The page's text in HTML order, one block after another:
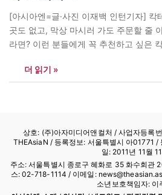
[아시아엔=글·사진 이재백 인턴기자] 칵
곳도 없고, 막상 마시러 가도 주문할 줄
라면? 이런 분들에게 꼭 추천하고 싶은
또 한번은 맛있는 캇테일로 두번 손님들
보아도 뭐가 뭔지, 이게 그건지,…
더 읽기 »
상호: (주)아자미디어앤컬처 /사업자등록
THEAsiaN / 등록정보: 서울특별시 아01771 /
일: 2011년 11월
주소: 서울특별시 종로구 혜화로 35 화수회관
스: 02-718-1114 / 이메일:
소년보호책임자: 이